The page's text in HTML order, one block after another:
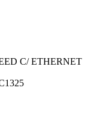
C/ ETHERNET